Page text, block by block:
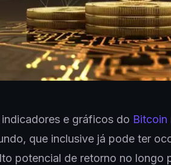
e gráficos do Bitcoin
que inclusive já pode ter
potencial de retorno no longo